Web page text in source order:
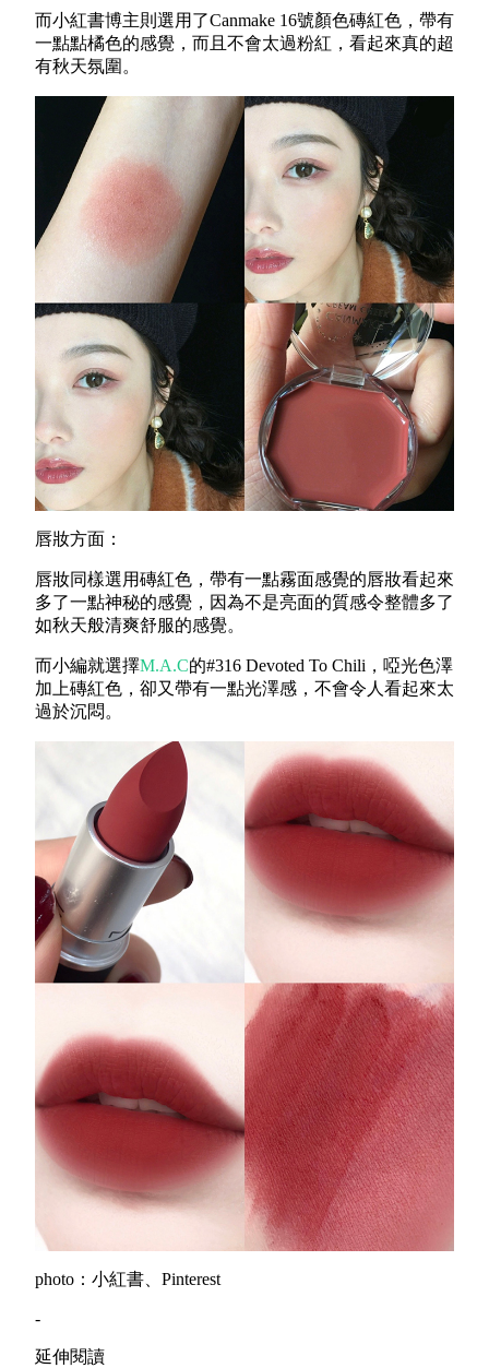
而小紅書博主則選用了Canmake 16號顏色磚紅色，帶有
一點點橘色的感覺，而且不會太過粉紅，看起來真的超
有秋天氛圍。
唇妝方面：
唇妝同樣選用磚紅色，帶有一點霧面感覺的唇妝看起來
多了一點神秘的感覺，因為不是亮面的質感令整體多了
如秋天般清爽舒服的感覺。
而小編就選擇M.A.C的#316 Devoted To Chili，啞光色澤
加上磚紅色，卻又帶有一點光澤感，不會令人看起來太
過於沉悶。
photo：小紅書、Pinterest
-
延伸閱讀